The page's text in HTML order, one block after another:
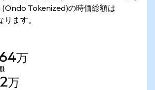
(Ondo Tokenized)の時価総額は
ります。
万
)
万